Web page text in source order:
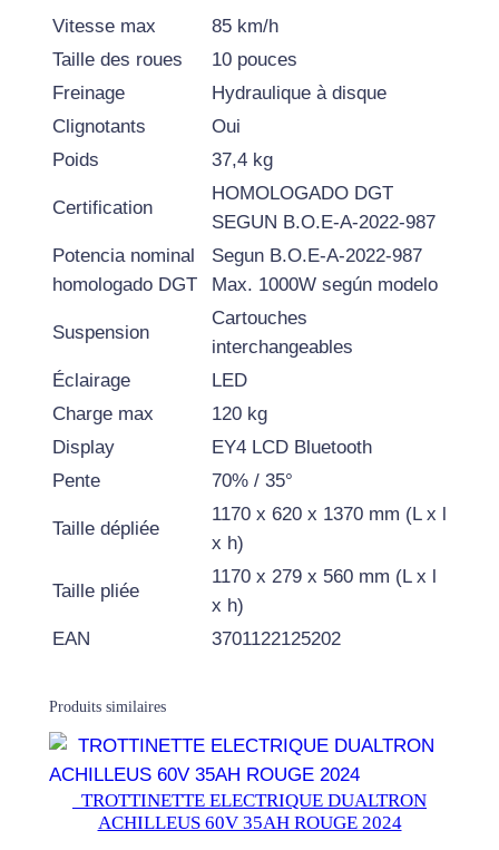
E
E
C
T
Q
U
D
A
L
T
R
N
R
6
0
Vitesse max
85 km/h
Taille des roues
10 pouces
Freinage
Hydraulique à disque
Clignotants
Oui
Poids
37,4 kg
Certification
HOMOLOGADO DGT
SEGUN B.O.E-A-2022-987
Potencia nominal
homologado DGT
Segun B.O.E-A-2022-987
Max. 1000W según modelo
Suspension
Cartouches
interchangeables
Éclairage
LED
Charge max
120 kg
Display
EY4 LCD Bluetooth
Pente
70% / 35°
Taille dépliée
1170 x 620 x 1370 mm (L x l
x h)
Taille pliée
1170 x 279 x 560 mm (L x l
x h)
EAN
3701122125202
Produits similaires
​ ​ TROTTINETTE ELECTRIQUE DUALTRON
ACHILLEUS 60V 35AH ROUGE 2024